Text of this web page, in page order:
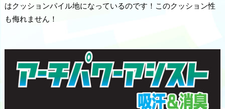
はクッションパイル地になっているのです！このクッション性
も侮れません！